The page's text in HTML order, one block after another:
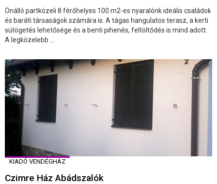
Önálló partközeli 8 férőhelyes 100 m2-es nyaralónk ideális családok
és baráti társaságok számára is. A tágas hangulatos terasz, a kerti
sütögetés lehetősége és a benti pihenés, feltöltődés is mind adott.
A legközelebb ...
KIADÓ VENDÉGHÁZ
Czimre Ház Abádszalók